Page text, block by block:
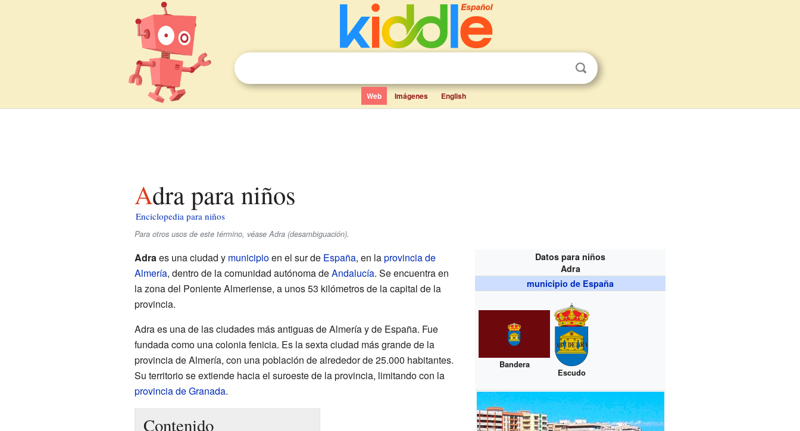
Web Imágenes English
Adra para niños
Enciclopedia para niños
Para otros usos de este término, véase Adra (desambiguación).
Datos para niños
Adra
municipio de España
Bandera
Escudo
Adraes una ciudad y municipioen el sur de España, en laprovincia de
Almería, dentro de la comunidad autónoma deAndalucía. Se encuentra en
la zona del Poniente Almeriense, a unos 53 kilómetros de la capital de la
provincia.
Adra es una de las ciudades más antiguas de Almería y de España. Fue
fundada como una colonia fenicia. Es la sexta ciudad más grande de la
provincia de Almería, con una población de alrededor de 25.000 habitantes.
Su territorio se extiende hacia el suroeste de la provincia, limitando con la
provincia de Granada.
Contenido